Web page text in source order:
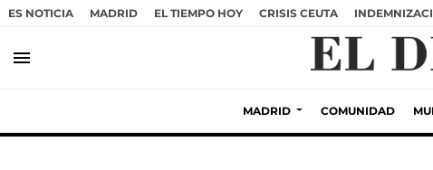
ES NOTICIA MADRID EL TIEMPO HOY CRISIS CEUTA
menu
MADRID COMUNIDAD